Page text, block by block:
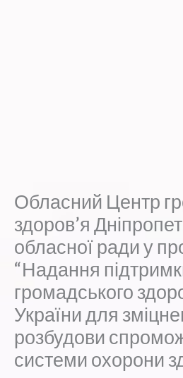
Обласний Центр
здоров’я
обласної ради у
“Надання
громадського
України для
розбудови
системи охорони